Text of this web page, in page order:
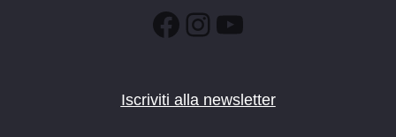
Facebook
Instagram
YouTube
Iscriviti alla newsletter